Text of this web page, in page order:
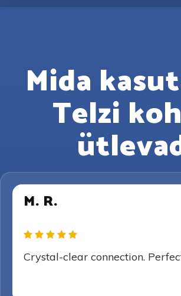
Mida
Telzi
M. R.
Crystal-clear connection.